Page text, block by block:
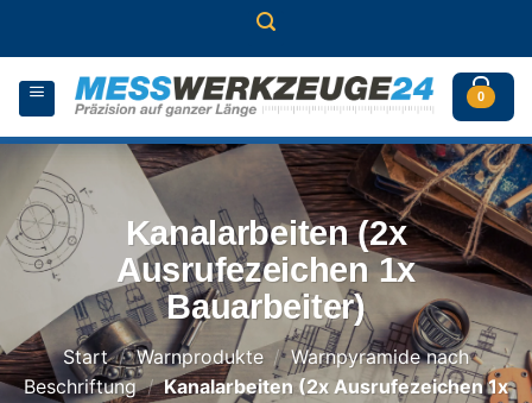
0
Kanalarbeiten (2x
Ausrufezeichen 1x
Bauarbeiter)
Start / Warnprodukte / Warnpyramide nach
Beschriftung / Kanalarbeiten (2x Ausrufezeichen 1x